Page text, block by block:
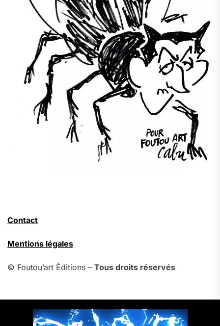
Contact
Mentions légales
© Foutou’art Éditions – Tous droits réservés